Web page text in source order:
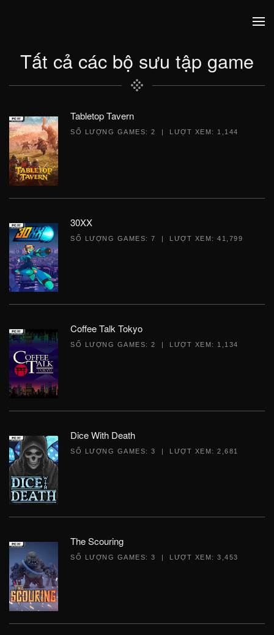
Tất cả các bộ sưu tập game
Tabletop Tavern
SỐ LƯỢNG GAMES: 2 | LƯỢT XEM: 1,144
30XX
SỐ LƯỢNG GAMES: 7 | LƯỢT XEM: 41,799
Coffee Talk Tokyo
SỐ LƯỢNG GAMES: 2 | LƯỢT XEM: 1,134
Dice With Death
SỐ LƯỢNG GAMES: 3 | LƯỢT XEM: 2,681
The Scouring
SỐ LƯỢNG GAMES: 3 | LƯỢT XEM: 3,453